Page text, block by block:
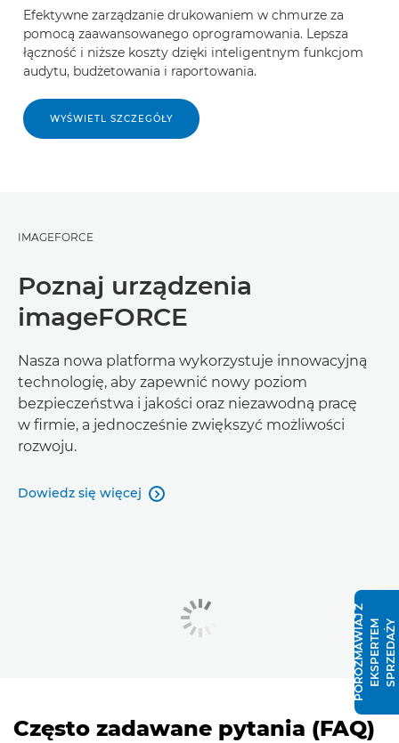
Efektywne zarządzanie drukowaniem w chmurze za
pomocą zaawansowanego oprogramowania. Lepsza
łączność i niższe koszty dzięki inteligentnym funkcjom
audytu, budżetowania i raportowania.
WYŚWIETL SZCZEGÓŁY
IMAGEFORCE
Poznaj urządzenia
imageFORCE
Nasza nowa platforma wykorzystuje innowacyjną
technologię, aby zapewnić nowy poziom
bezpieczeństwa i jakości oraz niezawodną pracę
w firmie, a jednocześnie zwiększyć możliwości
rozwoju.
Dowiedz się więcej 
Często zadawane pytania (FAQ)
P
O
R
O
Z
M
A
W
IA
J
Z
E
K
S
P
E
R
T
EM
S
P
R
Z
E
D
A
Ż Y